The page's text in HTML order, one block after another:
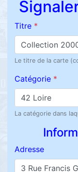
Titre *
Le titre de la carte
Catégorie *
42 Loire
La catégorie dans
Adresse